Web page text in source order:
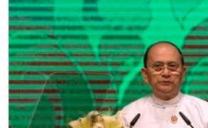
ကျော်
ကြည့်
ရန်
ပင်မ
အ
ညွန်း
စာမျက်နှာ
အမေရိကန်သုံးအီဒီယံ
မကြေးမုံရဲ့ အင်္ဂလိပ်စာ
ရုပ်ရှင်ထဲက အင်္ဂလိပ်စာ
သုတပဒေသာ အင်္ဂလိပ်စာ
အပတ်စဉ်ကဏ္ဍများ
ရေဒီယို
တီဗွီ
ရေဒီယိုနှင့်ရုပ်သံ အချက်အလက်များ
ရေဒီယို/တီဗွီအစီအစဉ်
Learning English